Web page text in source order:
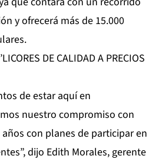
y ofrecerá más de 15.000
DE CALIDAD A PRECIOS
de estar aquí en
nuestro compromiso con
con planes de participar en
dijo Edith Morales, gerente